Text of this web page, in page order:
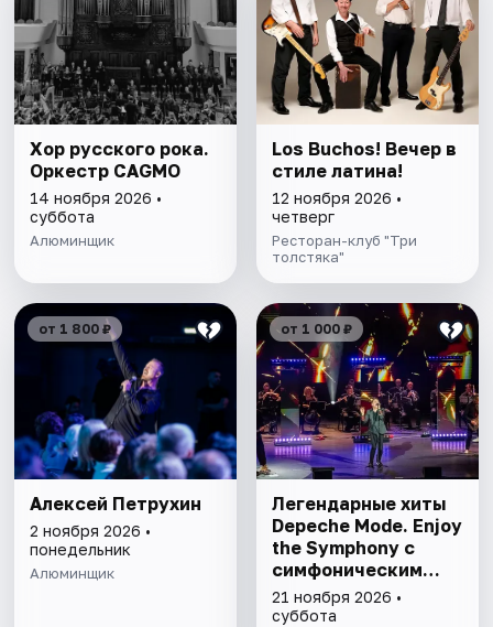
Хор русского рока.
Оркестр CAGMO
14 ноября 2026 •
суббота
Алюминщик
Los Buchos! Вечер в
стиле латина!
12 ноября 2026 •
четверг
Ресторан-клуб "Три
толстяка"
от 1 800 ₽
Алексей Петрухин
2 ноября 2026 •
понедельник
Алюминщик
от 1 000 ₽
Легендарные хиты
Depeche Mode. Enjoy
the Symphony с
симфоническим
оркестром
21 ноября 2026 •
суббота